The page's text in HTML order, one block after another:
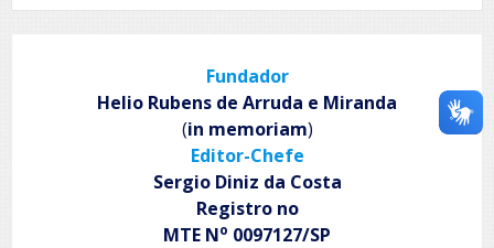
hora
do
sol
Fundador
Helio Rubens de Arruda e Miranda
(in memoriam)
Editor-Chefe
Sergio Diniz da Costa
Registro no
MTE No 0097127/SP